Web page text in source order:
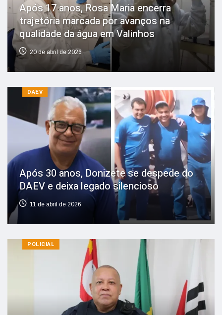
Após 17 anos, Rosa Maria encerra
trajetória marcada por avanços na
qualidade da água em Valinhos
20 de abril de 2026
DAEV
Após 30 anos, Donizete se despede do
DAEV e deixa legado silencioso
11 de abril de 2026
POLICIAL